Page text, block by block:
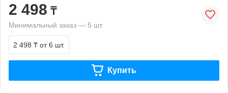
2 498 ₸
Минимальный заказ — 5 шт.
2 498 ₸ от 6 шт.
Купить